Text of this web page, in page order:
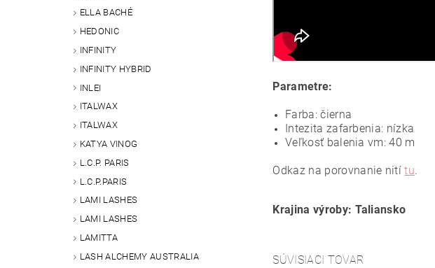
ELLA BACHÉ
HEDONIC
INFINITY
INFINITY HYBRID
INLEI
ITALWAX
ITALWAX
KATYA VINOG
L.C.P. PARIS
L.C.P.PARIS
LAMI LASHES
LAMI LASHES
LAMITTA
LASH ALCHEMY AUSTRALIA
Parametre:
Farba:čierna
Intezita zafarbenia: nízka
Veľkosť balenia vm: 40 m
Odkaz na porovnanie nitítu.
Krajina výroby: Taliansko
SÚVISIACI TOVAR